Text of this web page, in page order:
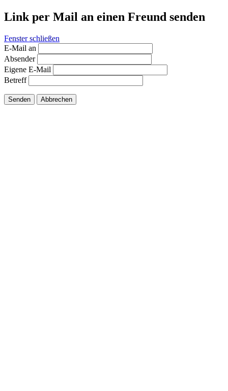
Link per Mail an einen Freund senden
Fenster schließen
E-Mail an
Absender
Eigene E-Mail
Betreff
Senden Abbrechen